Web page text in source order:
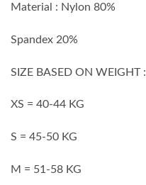
Material : Nylon 80%
Spandex 20%
SIZE BASED ON WEIGHT :
XS = 40-44 KG
S = 45-50 KG
M = 51-58 KG